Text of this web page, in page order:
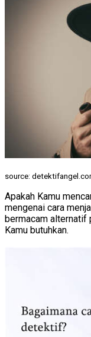
source:
Apakah Kamu
mengenai cara
bermacam alternatif
Kamu butuhkan.